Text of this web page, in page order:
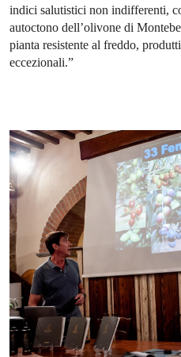
indici salutistici non indifferenti,
autoctono dell’olivone di
pianta resistente al freddo,
eccezionali.”